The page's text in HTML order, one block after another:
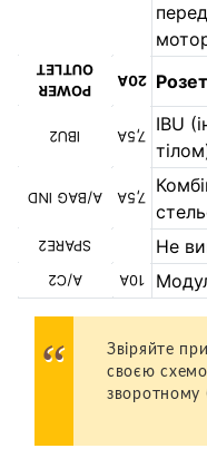
POWER
OUTLET
20А
IBU2 7,5A
IBU
A/BAG IND 7,5A
SPARE2 Не
A/C2 10A
Звіряйте
своєю
зворотному